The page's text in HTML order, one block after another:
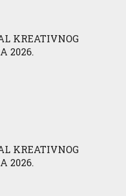
KREATIVNOG
2026.
KREATIVNOG
2026.